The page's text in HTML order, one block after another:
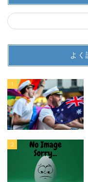
よく
1
2